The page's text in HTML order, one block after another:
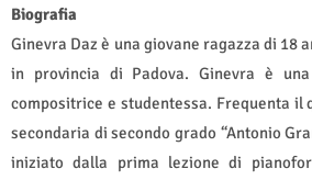
Biografia
Ginevra Daz è una giovane ragazza di 18
in provincia di Padova. Ginevra è
compositrice e studentessa. Frequenta il
secondaria di secondo grado “Antonio
iniziato dalla prima lezione di